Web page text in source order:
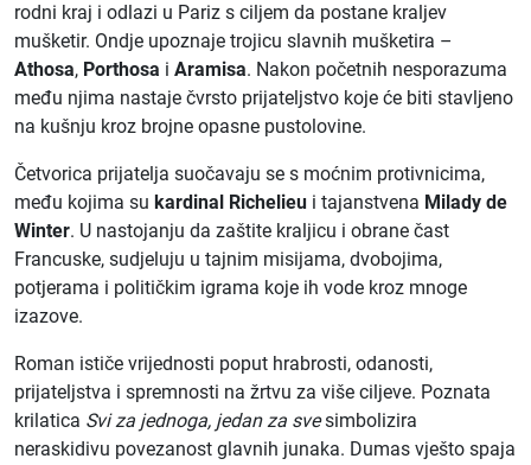
rodni kraj i odlazi u Pariz s ciljem da postane kraljev
mušketir. Ondje upoznaje trojicu slavnih mušketira –
Athosa, Porthosa i Aramisa. Nakon početnih nesporazuma
među njima nastaje čvrsto prijateljstvo koje će biti stavljeno
na kušnju kroz brojne opasne pustolovine.
Četvorica prijatelja suočavaju se s moćnim protivnicima,
među kojima su kardinal Richelieu i tajanstvena Milady de
Winter. U nastojanju da zaštite kraljicu i obrane čast
Francuske, sudjeluju u tajnim misijama, dvobojima,
potjerama i političkim igrama koje ih vode kroz mnoge
izazove.
Roman ističe vrijednosti poput hrabrosti, odanosti,
prijateljstva i spremnosti na žrtvu za više ciljeve. Poznata
krilatica Svi za jednoga, jedan za svesimbolizira
neraskidivu povezanost glavnih junaka. Dumas vješto spaja